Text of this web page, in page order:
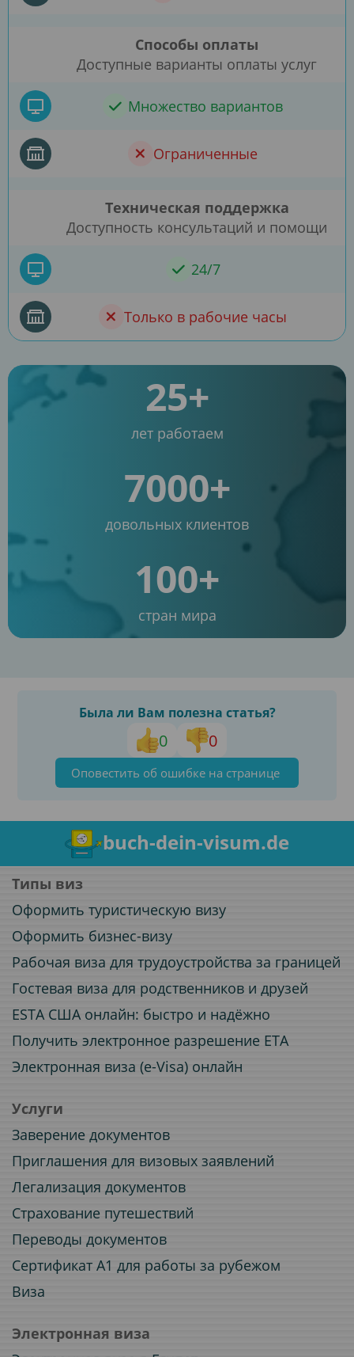
Способы оплаты
Доступные варианты оплаты услуг
Множество вариантов
Ограниченные
Техническая поддержка
Доступность консультаций и помощи
24/7
Только в рабочие часы
25+
лет работаем
7000+
довольных клиентов
100+
стран мира
Была ли Вам полезна статья?
0 0
Оповестить об ошибке на странице
buch-dein-visum.de
Типы виз
Оформить туристическую визу
Оформить бизнес-визу
Рабочая виза для трудоустройства за границей
Гостевая виза для родственников и друзей
ESTA США онлайн: быстро и надёжно
Получить электронное разрешение ETA
Электронная виза (e-Visa) онлайн
Услуги
Заверение документов
Приглашения для визовых заявлений
Легализация документов
Страхование путешествий
Переводы документов
Сертификат A1 для работы за рубежом
Виза
Электронная виза